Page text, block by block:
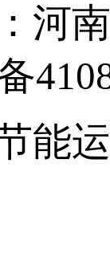
河
能